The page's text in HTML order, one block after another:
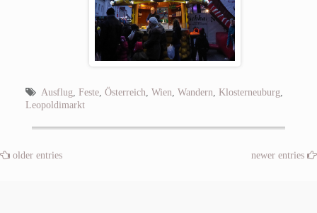
Ausflug Feste, Österreich Wien Wandern Klosterneuburg
Leopoldimarkt
older entries newer entries